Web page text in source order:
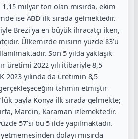
milyar ton olan mısırda, ekim
ise ABD ilk sırada gelmektedir.
Brezilya en büyük ihracatçı iken,
Ülkemizde mısırın yüzde 83’ü
Son 5 yılda yaklaşık
üretimi 2022 yılı itibariyle 8,5
2023 yılında da üretimin 8,5
tahmin etmiştir.
payla Konya ilk sırada gelmekte;
Mardin, Karaman izlemektedir.
57’si bu 5 ilde yapılmaktadır.
dolayı mısırda